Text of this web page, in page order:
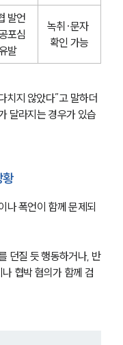
발언
포심
발
녹취·문자
확인 가능
치지 않았다”고 말하더
달라지는 경우가 있습
황
나 폭언이 함께 문제되
던질 듯 행동하거나, 반
협박 혐의가 함께 검